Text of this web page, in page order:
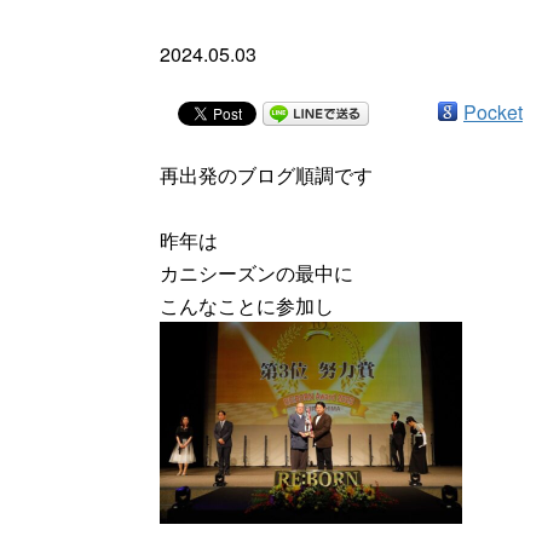
2024.05.03
Pocket
再出発のブログ順調です
昨年は
カニシーズンの最中に
こんなことに参加し